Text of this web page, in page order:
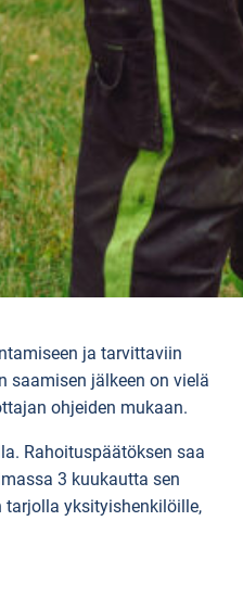
ja tarvittaviin
saamisen jälkeen on vielä
ohjeiden mukaan.
Rahoituspäätöksen saa
3 kuukautta sen
tarjolla yksityishenkilöille,